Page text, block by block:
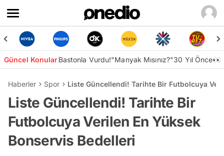
Güncel KonularBastonla Vurdu!"Manyak Mısınız?"30 Yıl Önce👀
Haberler Spor Liste Güncellendi! Tarihte Bir Futbolcuya
Liste Güncellendi! Tarihte Bir
Futbolcuya Verilen En Yüksek
Bonservis Bedelleri